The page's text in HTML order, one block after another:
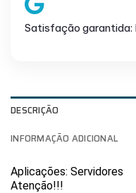
Satisfação garantida:
DESCRIÇÃO
INFORMAÇÃO ADICIONAL
Aplicações: Servidores
Atenção!!!